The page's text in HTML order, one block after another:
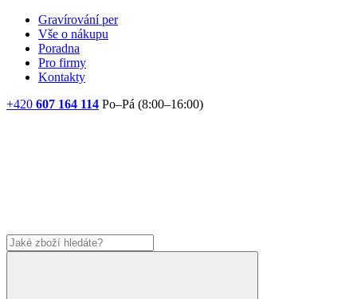
Gravírování per
Vše o nákupu
Poradna
Pro firmy
Kontakty
+420 607 164 114 Po–Pá (8:00–16:00)